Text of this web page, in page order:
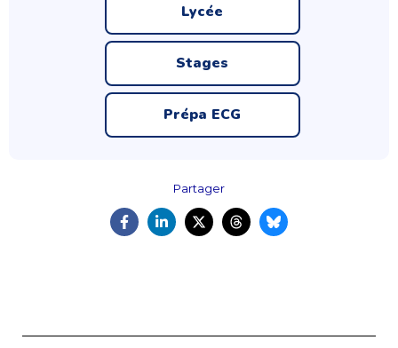
Lycée
Stages
Prépa ECG
Partager